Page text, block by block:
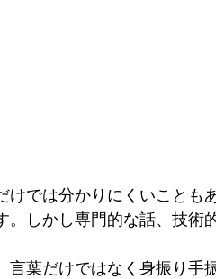
では分かりにくいことも
しかし専門的な話、技術
葉だけではなく身振り手